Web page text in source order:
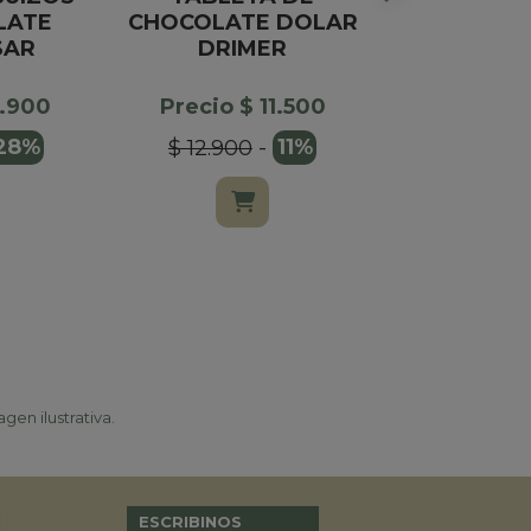
CHOCOLATE DOLAR
DRIMER
Precio $ 11.500
$ 12.900- 11%
ilustrativa.
ESCRIBINOS